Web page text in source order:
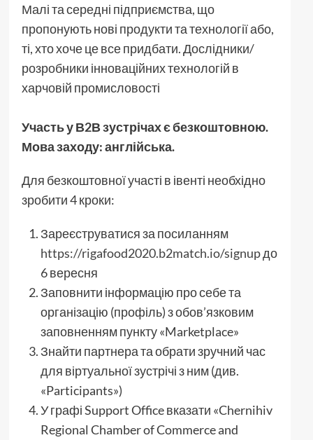
Малі та середні підприємства, що
пропонують нові продукти та технології або,
ті, хто хоче це все придбати. Дослідники/
розробники інноваційних технологій в
харчовій промисловості
Участь у В2В зустрічах є безкоштовною.
Мова заходу: англійська.
Для безкоштовної участі в івенті необхідно
зробити 4 кроки:
Зареєструватися за посиланням
https://rigafood2020.b2match.io/signupдо
6 вересня
Заповнити інформацію про себе та
організацію (профіль) з обов’язковим
заповненням пункту «Marketplace»
Знайти партнера та обрати зручний час
для віртуальної зустрічі з ним (див.
«Participants»)
У графі Support Office вказати «Chernihiv
Regional Chamber of Commerce and